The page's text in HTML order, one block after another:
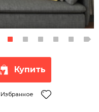
Купить
Избранное